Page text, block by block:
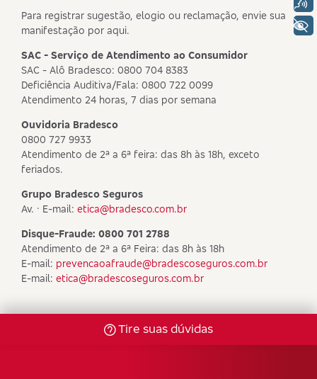
Para registrar sugestão, elogio ou reclamação, envie sua
manifestação por aqui.
SAC - Serviço de Atendimento ao Consumidor
SAC - Alô Bradesco: 0800 704 8383
Deficiência Auditiva/Fala: 0800 722 0099
Atendimento 24 horas, 7 dias por semana
Ouvidoria Bradesco
0800 727 9933
Atendimento de 2ª a 6ª feira: das 8h às 18h, exceto
feriados.
Grupo Bradesco Seguros
Av. · E-mail: etica@bradesco.com.br
Disque-Fraude: 0800 701 2788
Atendimento de 2ª a 6ª Feira: das 8h às 18h
E-mail: prevencaoafraude@bradescoseguros.com.br
E-mail: etica@bradescoseguros.com.br
Tire suas dúvidas
+ Acessibilidade